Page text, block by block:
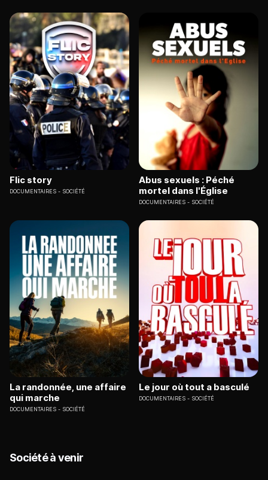
Flic story
DOCUMENTAIRES SOCIÉTÉ
Abus sexuels : Péché
mortel dans l'Église
DOCUMENTAIRES SOCIÉTÉ
La randonnée, une affaire
qui marche
DOCUMENTAIRES SOCIÉTÉ
Le jour où tout a basculé
DOCUMENTAIRES SOCIÉTÉ
Société à venir